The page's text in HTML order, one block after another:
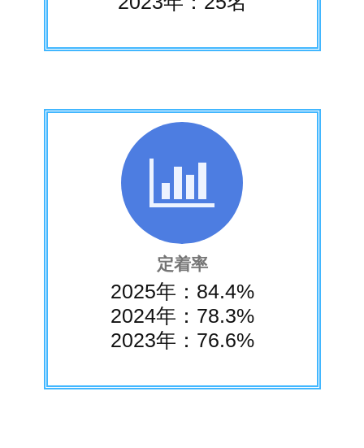
定着率
2025年：84.4%
2024年：78.3%
2023年：76.6%